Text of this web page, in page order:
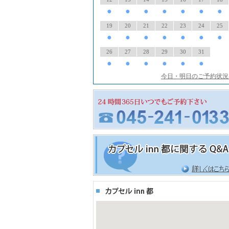
● ● ● ● ● ● ●
19
●
20
●
21
●
22
●
23
●
24
●
25
●
26
●
27
●
28
●
29
●
30
●
31
●
今日・明日のご予約状